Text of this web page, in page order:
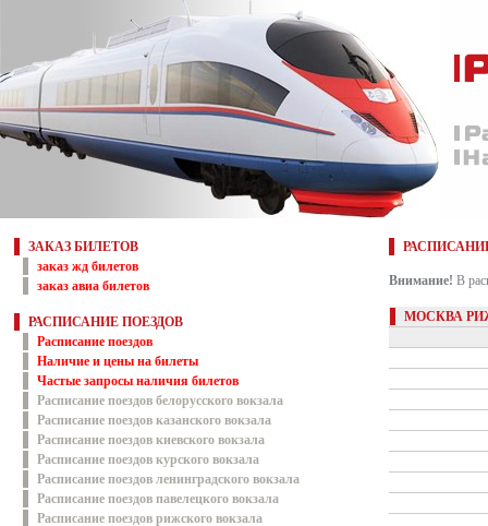
ЗАКАЗ БИЛЕТОВ
заказ жд билетов
заказ авиа билетов
РАСПИСАНИЕ ПОЕЗДОВ
Расписание поездов
Наличие и цены на билеты
Частые запросы наличия билетов
Расписание поездов белорусского вокзала
Расписание поездов казанского вокзала
Расписание поездов киевского вокзала
Расписание поездов курского вокзала
Расписание поездов ленинградского вокзала
Расписание поездов павелецкого вокзала
Расписание поездов рижского вокзала
Внимание! В
МОСКВА